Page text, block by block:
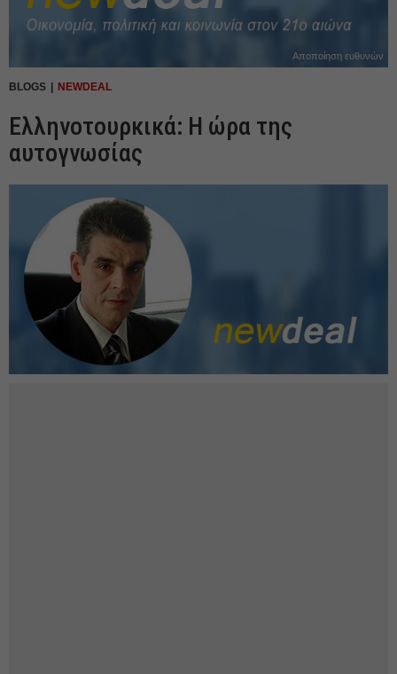
Αποποίηση ευθυνών
BLOGS NEWDEAL
Ελληνοτουρκικά: Η ώρα της
αυτογνωσίας